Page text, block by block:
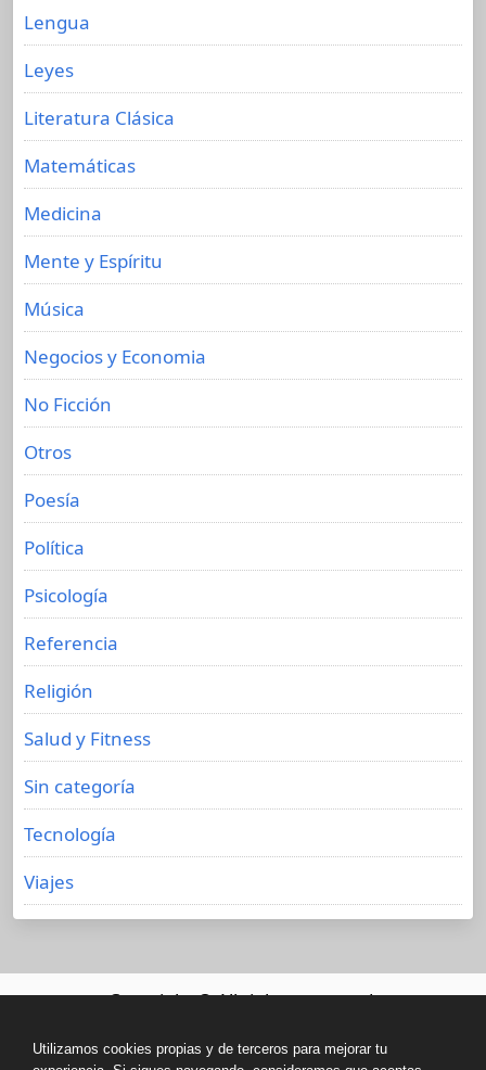
Lengua
Leyes
Literatura Clásica
Matemáticas
Medicina
Mente y Espíritu
Música
Negocios y Economia
No Ficción
Otros
Poesía
Política
Psicología
Referencia
Religión
Salud y Fitness
Sin categoría
Tecnología
Viajes
Copyright © All rights reserved.
Biblioteca de libros olvidados 2020
Utilizamos cookies propias y de terceros para mejorar tu